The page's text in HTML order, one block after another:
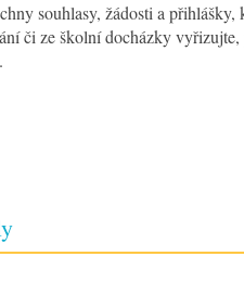
souhlasy, žádosti a
či ze školní docházky